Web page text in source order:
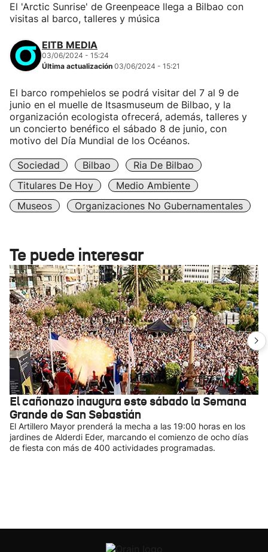
El 'Arctic Sunrise' de Greenpeace llega a Bilbao con
visitas al barco, talleres y música
EITB MEDIA
03/06/2024 - 15:24
Última actualización 03/06/2024 - 15:21
El barco rompehielos se podrá visitar del 7 al 9 de
junio en el muelle de Itsasmuseum de Bilbao, y la
organización ecologista ofrecerá, además, talleres y
un concierto benéfico el sábado 8 de junio, con
motivo del Día Mundial de los Océanos.
Sociedad Bilbao
Ria De Bilbao
Titulares De Hoy
Medio Ambiente
Museos
Organizaciones No Gubernamentales
Te puede interesar
El cañonazo inaugura este sábado la Semana
Grande de San Sebastián
El Artillero Mayor prenderá la mecha a las 19:00 horas en los
jardines de Alderdi Eder, marcando el comienzo de ocho días
de fiesta con más de 400 actividades programadas.